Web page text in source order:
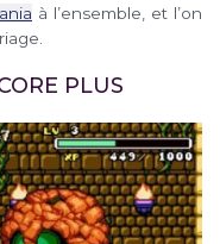
à l’ensemble, et l’on
PLUS